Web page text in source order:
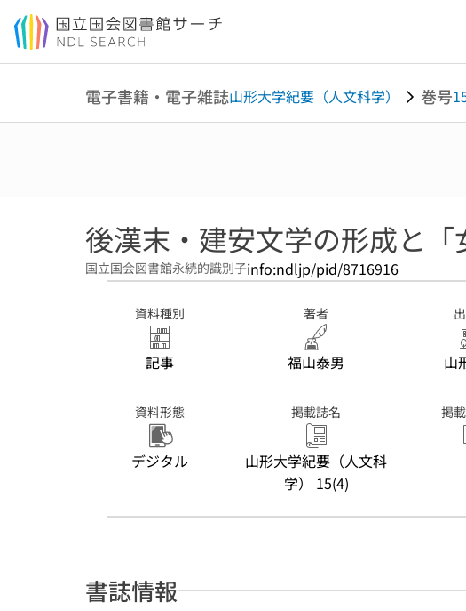
本文へ移動
電子書籍・電子雑誌山形大学紀要（人文科学） 巻号
後漢末・建安文学の形成と「
国立国会図書館永続的識別子info:ndljp/pid/8716916
資料種別
記事
著者
福山泰男 山
資料形態
デジタル
掲載誌名
山形大学紀要（人文科
学） 15(4)
掲
書誌情報